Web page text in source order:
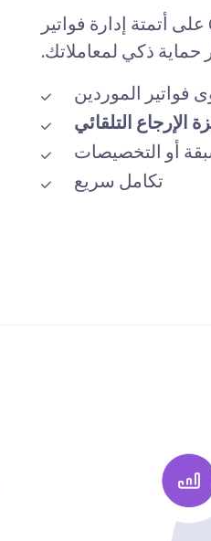
يعمل التحقق من الفواتير من خلال Qvalia على أتمتة إدارة فواتير
حماية ذكي لمعاملاتك.
الموردين
الإرجاع التلقائي
أو التخصيصات
تكامل سريع